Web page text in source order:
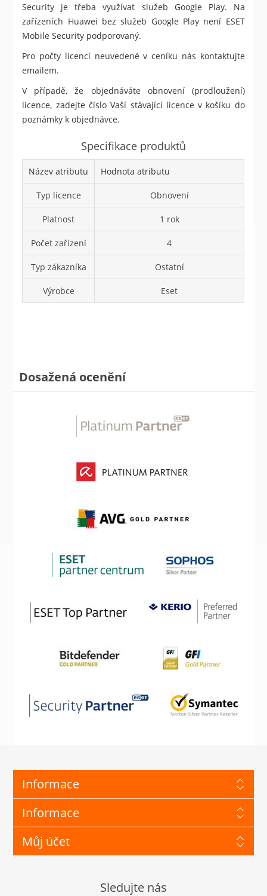
Security je třeba využívat služeb Google Play. Na
zařízeních Huawei bez služeb Google Play není ESET
Mobile Security podporovaný.
Pro počty licencí neuvedené v ceníku nás kontaktujte
emailem.
V případě, že objednáváte obnovení (prodloužení)
licence, zadejte číslo Vaší stávající licence v košíku do
poznámky k objednávce.
Specifikace produktů
Název atributu Hodnota atributu
Typ licence Obnovení
Platnost 1 rok
Počet zařízení 4
Typ zákazníka Ostatní
Výrobce Eset
Dosažená ocenění
Informace
Informace
Můj účet
Sledujte nás